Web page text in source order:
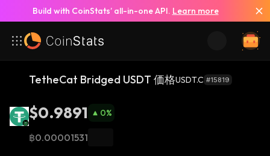
Build with CoinStats’ all-in-one API. Learn more
TetheCat Bridged USDT 価格USDT.C #15819
$0.9891 0%
฿0.00001531